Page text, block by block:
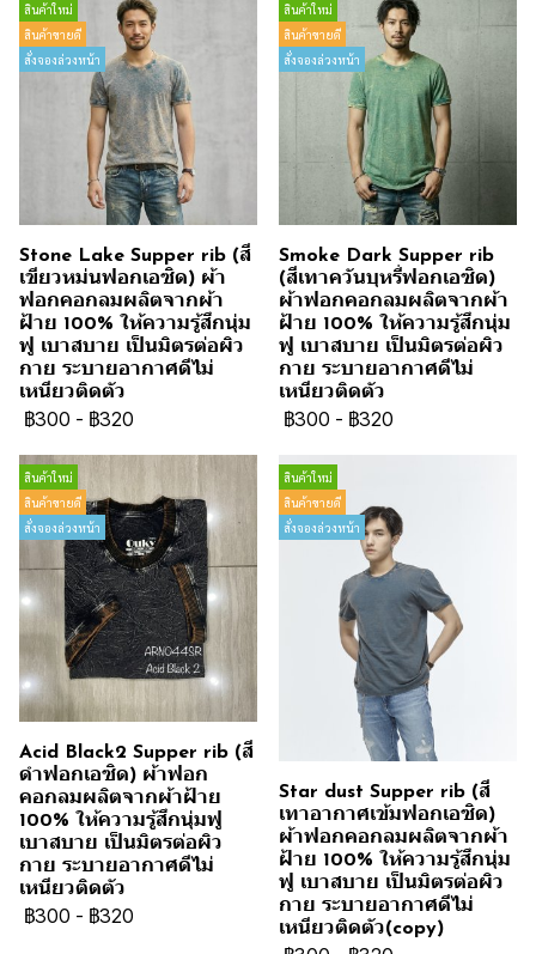
สินค้าใหม่
สินค้าขายดี
สั่งจองล่วงหน้า
Stone Lake Supper rib (สี
เขียวหม่นฟอกเอซิด) ผ้า
ฟอกคอกลมผลิตจากผ้า
ฝ้าย 100% ให้ความรู้สึกนุ่ม
ฟู เบาสบาย เป็นมิตรต่อผิว
กาย ระบายอากาศดีไม่
เหนียวติดตัว
฿300 - ฿320
สินค้าใหม่
สินค้าขายดี
สั่งจองล่วงหน้า
Smoke Dark Supper rib
(สีเทาควันบุหรี่ฟอกเอซิด)
ผ้าฟอกคอกลมผลิตจากผ้า
ฝ้าย 100% ให้ความรู้สึกนุ่ม
ฟู เบาสบาย เป็นมิตรต่อผิว
กาย ระบายอากาศดีไม่
เหนียวติดตัว
฿300 - ฿320
สินค้าใหม่
สินค้าขายดี
สั่งจองล่วงหน้า
Acid Black2 Supper rib (สี
ดำฟอกเอซิด) ผ้าฟอก
คอกลมผลิตจากผ้าฝ้าย
100% ให้ความรู้สึกนุ่มฟู
เบาสบาย เป็นมิตรต่อผิว
กาย ระบายอากาศดีไม่
เหนียวติดตัว
฿300 - ฿320
สินค้าใหม่
สินค้าขายดี
สั่งจองล่วงหน้า
Star dust Supper rib (สี
เทาอากาศเข้มฟอกเอซิด)
ผ้าฟอกคอกลมผลิตจากผ้า
ฝ้าย 100% ให้ความรู้สึกนุ่ม
ฟู เบาสบาย เป็นมิตรต่อผิว
กาย ระบายอากาศดีไม่
เหนียวติดตัว(copy)